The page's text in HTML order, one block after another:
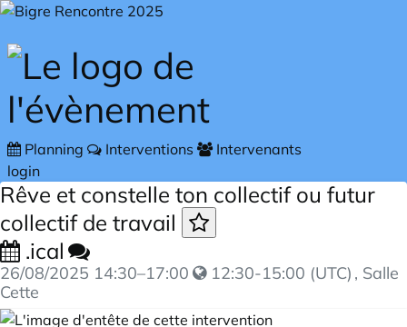
Skip to main content
Planning Interventions
Intervenants
login
Rêve et constelle ton collectif ou futur
collectif de travail
.ical
26/08/2025 14:30–17:00 12:30-15:00 (UTC) , Salle
Cette